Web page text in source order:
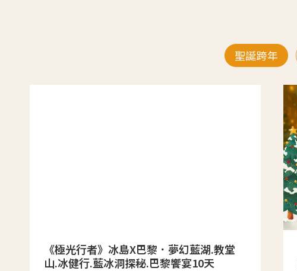
聖誕跨年
《極光行者》冰島X巴黎．夢幻藍湖.教堂
山.冰健行.藍冰洞探秘.巴黎饗宴10天